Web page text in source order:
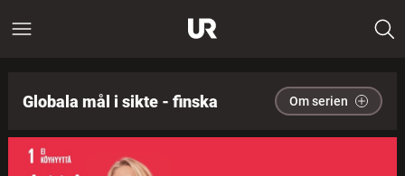
Globala mål i sikte - finska Om serien